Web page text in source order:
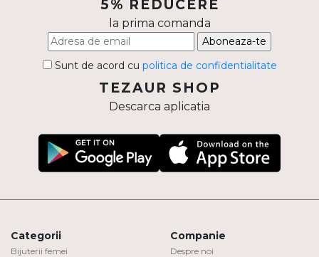
5% REDUCERE
la prima comanda
Aboneaza-te
Sunt de acord cu politica de confidentialitate
TEZAUR SHOP
Descarca aplicatia
Categorii
Bijuterii femei
Companie
Despre noi